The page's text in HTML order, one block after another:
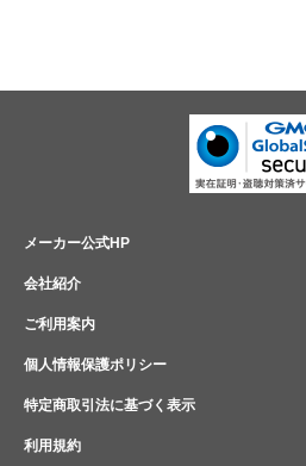
メーカー公式HP
会社紹介
ご利用案内
個人情報保護ポリシー
特定商取引法に基づく表示
利用規約